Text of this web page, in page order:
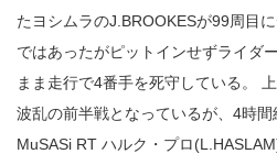
たヨシムラのJ.BROOKESが99周目
ではあったがピットインせずライダ
まま走行で4番手を死守している。
波乱の前半戦となっているが、4時
MuSASi RT ハルク・プロ